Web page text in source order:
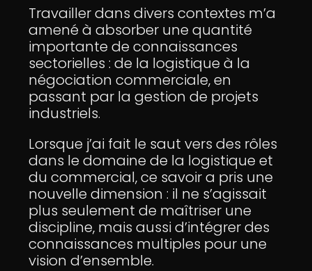
Travailler dans divers contextes m’a
amené à absorber une quantité
importante de connaissances
sectorielles : de la logistique à la
négociation commerciale, en
passant par la gestion de projets
industriels.
Lorsque j’ai fait le saut vers des rôles
dans le domaine de la logistique et
du commercial, ce savoir a pris une
nouvelle dimension : il ne s’agissait
plus seulement de maîtriser une
discipline, mais aussi d’intégrer des
connaissances multiples pour une
vision d’ensemble.